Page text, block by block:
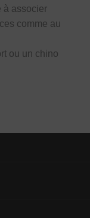
à associer
comme au
ou un chino